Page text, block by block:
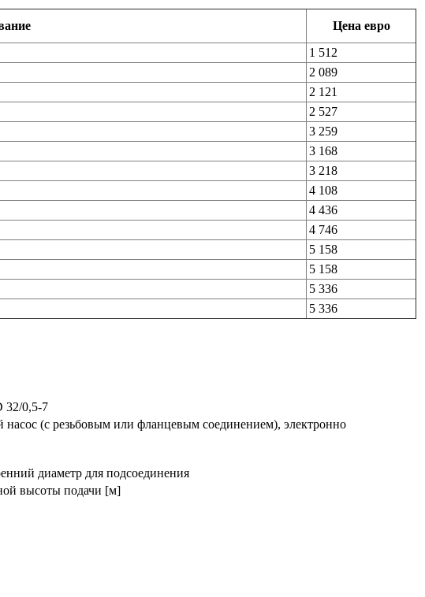
Цена евро
1 512
2 089
2 121
2 527
3 259
3 168
3 218
4 108
4 436
4 746
5 158
5 158
5 336
5 336
32/0,5-7
(с резьбовым или фланцевым соединением), электронно
диаметр для подсоединения
высоты подачи [м]